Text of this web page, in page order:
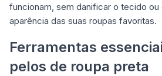
funcionam, sem danificar o tecido
aparência das suas roupas favoritas.
Ferramentas
pelos de roupa preta